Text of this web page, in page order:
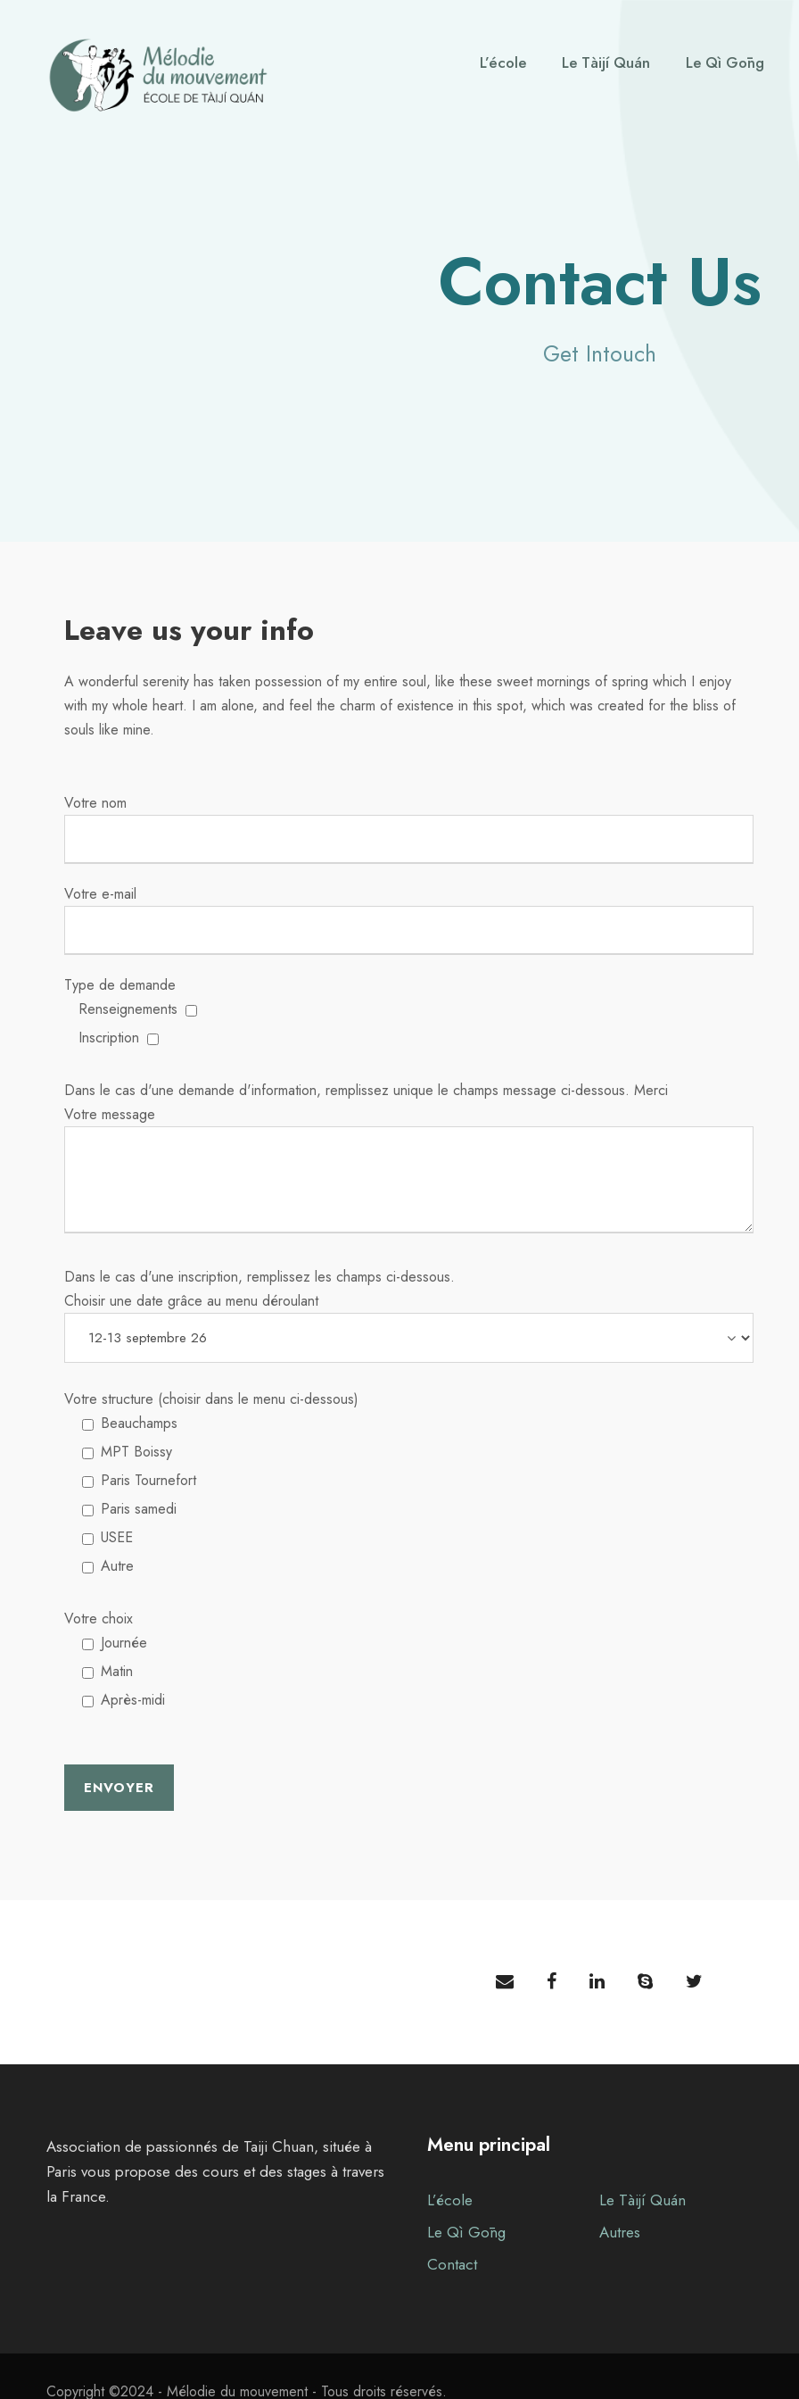
L’école Le Tàijí Quán Le Qì Gōng
Contact Us
Get Intouch
Leave us your info
A wonderful serenity has taken possession of my entire soul, like these sweet mornings of spring which I enjoy
with my whole heart. I am alone, and feel the charm of existence in this spot, which was created for the bliss of
souls like mine.
Votre nom
Votre e-mail
Type de demande
Renseignements
Inscription
Dans le cas d'une demande d'information, remplissez unique le champs message ci-dessous. Merci
Votre message
Dans le cas d'une inscription, remplissez les champs ci-dessous.
Choisir une date grâce au menu déroulant
Votre structure (choisir dans le menu ci-dessous)
Beauchamps
MPT Boissy
Paris Tournefort
Paris samedi
USEE
Autre
Votre choix
Journée
Matin
Après-midi
Association de passionnés de Taiji Chuan, située à
Paris vous propose des cours et des stages à travers
la France.
Menu principal
L’école
Le Tàijí Quán
Le Qì Gōng
Autres
Contact
Copyright ©2024 - Mélodie du mouvement - Tous droits réservés.